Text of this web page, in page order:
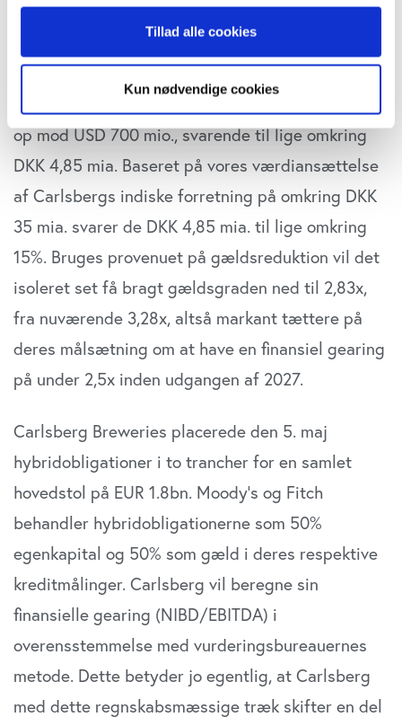
persondatapolitik. Du kan altid trække dit samtykke
tilbage eller ændre indstillinger fra vores
"Cookiedeklaration", eller ved at trykke på "Privacy
Hvis du tillader det, vil vi også gerne:
Indsamle præcise oplysninger om din placering,
der kan være nøjagtig inden for få meter
Identificere din enhed baseret på en scanning af
dens unikke karakteristika (fingerprinting)
Dine valg anvendes på hele websitet.
annoncer, til at vise dig funktioner til sociale medier og til
at analysere vores trafik. Vi deler også oplysninger om
din brug af vores website med vores partnere inden for
sociale medier, annonceringspartnere og
analysepartnere. Vores partnere kan kombinere disse
de har indsamlet fra din brug af deres tjenester. Du
anvende vores hjemmeside.
Tillad alle cookies
Kun nødvendige cookies
at forberede sig på at indsende et udkast til et
børsprospekt for en børsnotering af deres indiske
datterselskab allerede i denne måned. Kilderne
oplyser angiveligt, at en børsnotering kan rejse
op mod USD 700 mio., svarende til lige omkring
DKK 4,85 mia. Baseret på vores værdiansættelse
af Carlsbergs indiske forretning på omkring DKK
35 mia. svarer de DKK 4,85 mia. til lige omkring
15%. Bruges provenuet på gældsreduktion vil det
isoleret set få bragt gældsgraden ned til 2,83x,
fra nuværende 3,28x, altså markant tættere på
deres målsætning om at have en finansiel gearing
på under 2,5x inden udgangen af 2027.
Carlsberg Breweries placerede den 5. maj
hybridobligationer i to trancher for en samlet
hovedstol på EUR 1.8bn. Moody’s og Fitch
behandler hybridobligationerne som 50%
egenkapital og 50% som gæld i deres respektive
kreditmålinger. Carlsberg vil beregne sin
finansielle gearing (NIBD/EBITDA) i
overensstemmelse med vurderingsbureauernes
metode. Dette betyder jo egentlig, at Carlsberg
med dette regnskabsmæssige træk skifter en del